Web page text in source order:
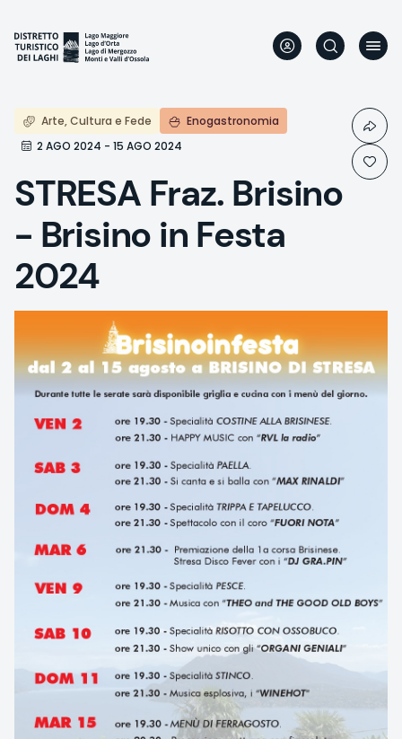
Inhalt
Arte, Cultura e Fede
Enogastronomia
2 AGO 2024 - 15 AGO 2024
STRESA Fraz. Brisino
- Brisino in Festa
2024